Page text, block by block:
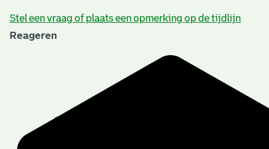
Stel een vraag of plaats een opmerking op de tijdlijn
Reageren